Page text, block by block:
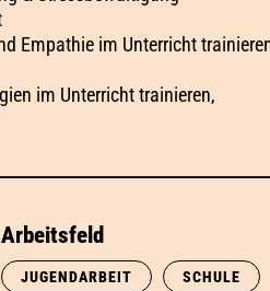
Empathie im Unterricht
im Unterricht trainieren,
Arbeitsfeld
JUGENDARBEIT SCHULE